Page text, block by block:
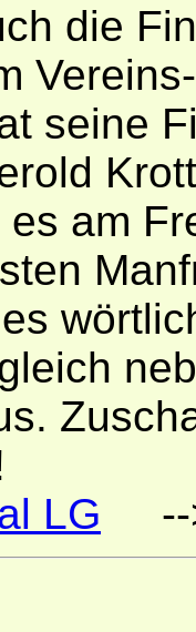
die
seine
am
LG --